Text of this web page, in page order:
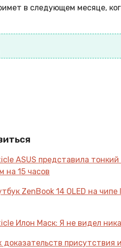
в следующем месяце,
ZenBook 14 OLED на
присутствия